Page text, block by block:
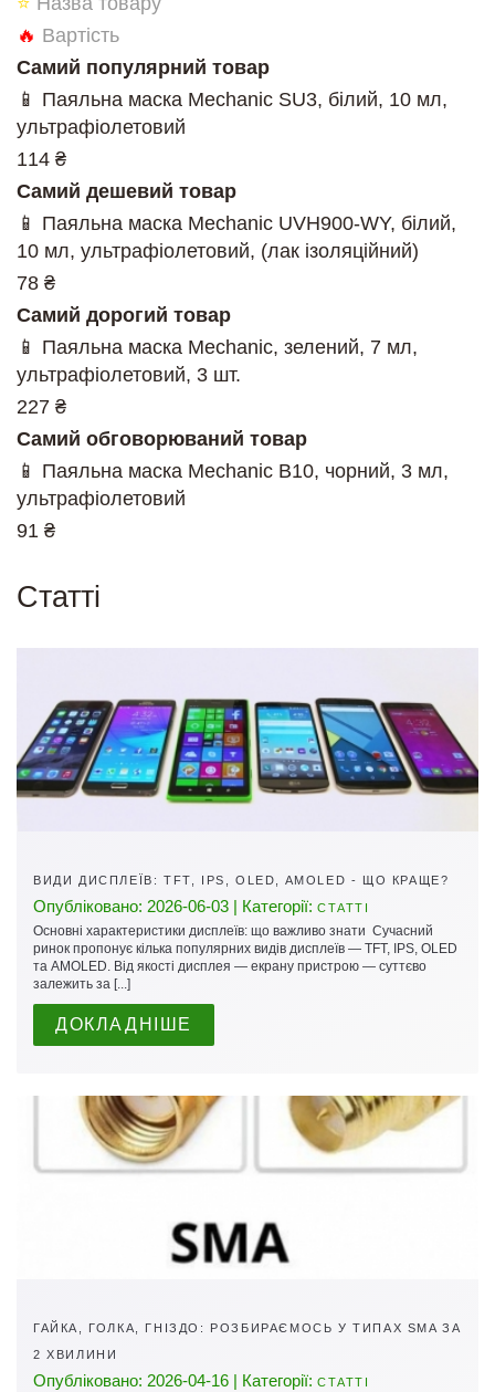
🔥 Вартість
Самий популярний товар
📱 Паяльна маска Mechanic SU3, білий, 10 мл,
ультрафіолетовий
114 ₴
Самий дешевий товар
📱 Паяльна маска Mechanic UVH900-WY, білий,
10 мл, ультрафіолетовий, (лак ізоляційний)
78 ₴
Самий дорогий товар
📱 Паяльна маска Mechanic, зелений, 7 мл,
ультрафіолетовий, 3 шт.
227 ₴
Самий обговорюваний товар
📱 Паяльна маска Mechanic B10, чорний, 3 мл,
ультрафіолетовий
91 ₴
Cтатті
ВИДИ ДИСПЛЕЇВ: TFT, IPS, OLED, AMOLED - ЩО КРАЩЕ?
Опубліковано: 2026-06-03 | Категорії: СТАТТІ
Основні характеристики дисплеїв: що важливо знати Сучасний
ринок пропонує кілька популярних видів дисплеїв — TFT, IPS, OLED
та AMOLED. Від якості дисплея — екрану пристрою — суттєво
залежить за [...]
ДОКЛАДНІШЕ
ГАЙКА, ГОЛКА, ГНІЗДО: РОЗБИРАЄМОСЬ У ТИПАХ SMA ЗА
2 ХВИЛИНИ
Опубліковано: 2026-04-16 | Категорії: СТАТТІ